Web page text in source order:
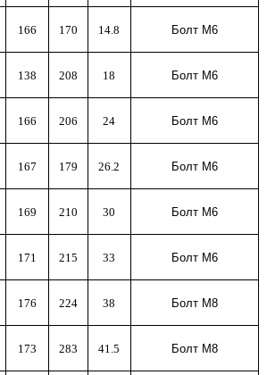
166 170 14.8 Болт М6
138 208 18 Болт М6
166 206 24 Болт М6
167 179 26.2 Болт М6
169 210 30 Болт М6
171 215 33 Болт М6
176 224 38 Болт М8
173 283 41.5 Болт М8